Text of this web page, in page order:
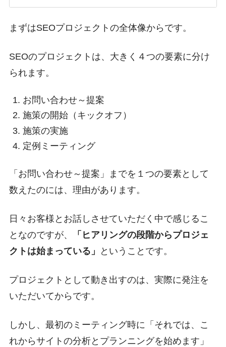
まずはSEOプロジェクトの全体像からです。
SEOのプロジェクトは、大きく４つの要素に分け
られます。
お問い合わせ～提案
施策の開始（キックオフ）
施策の実施
定例ミーティング
「お問い合わせ～提案」までを１つの要素として
数えたのには、理由があります。
日々お客様とお話しさせていただく中で感じるこ
となのですが、
「ヒアリングの段階からプロジェ
クトは始まっている」
ということです。
プロジェクトとして動き出すのは、実際に発注を
いただいてからです。
しかし、最初のミーティング時に「それでは、こ
れからサイトの分析とプランニングを始めます」